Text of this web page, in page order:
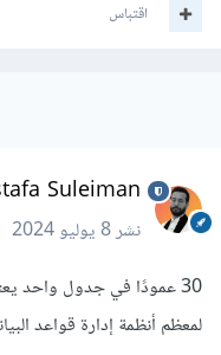
اقتباس
Suleiman
نشر8 يوليو 2024
30 عمودًا في جدول واحد
لمعظم أنظمة إدارة قواعد